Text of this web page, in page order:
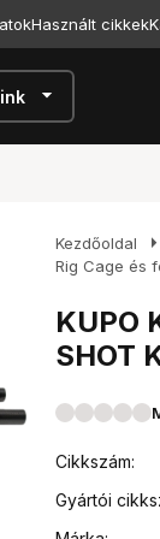
Használt cikkek
arrow_drop_down
Kezdőoldal arrow_right
Rig Cage és
KUPO
SHOT
Cikkszám:
Gyártói